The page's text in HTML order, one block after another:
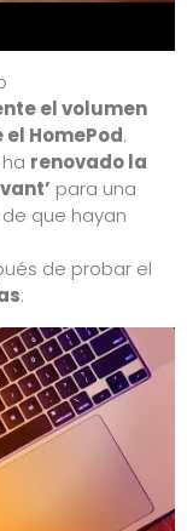
el volumen
HomePod.
renovado la
para una
que hayan
de probar el
: